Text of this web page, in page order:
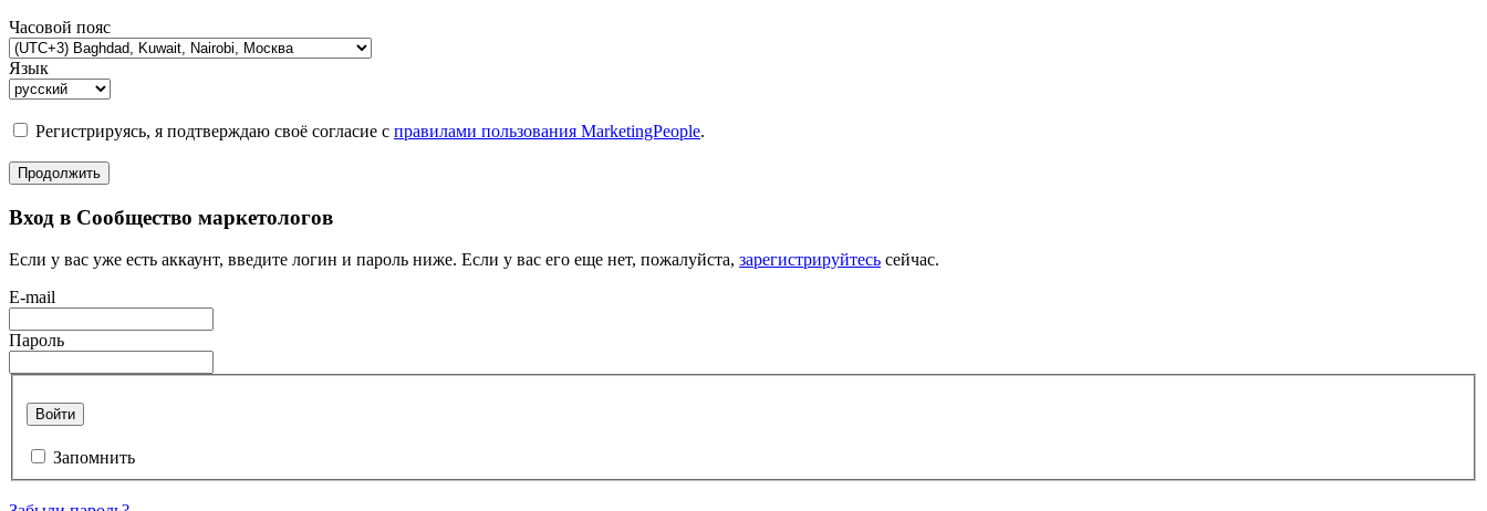
Часовой пояс
Язык
Регистрируясь, я подтверждаю своё согласие с правилами пользования MarketingPeople.
Продолжить
Вход в Сообщество маркетологов
Если у вас уже есть аккаунт, введите логин и пароль ниже. Если у вас его еще нет, пожалуйста, зарегистрируйтесь сейчас.
E-mail
Пароль
Войти
Запомнить